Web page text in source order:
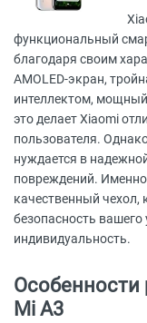
функциональный
благодаря своим
AMOLED-экран,
интеллектом,
это делает Xiaomi
пользователя.
нуждается в
повреждений.
качественный чехол,
безопасность вашего
индивидуальность.
Особенности
Mi A3